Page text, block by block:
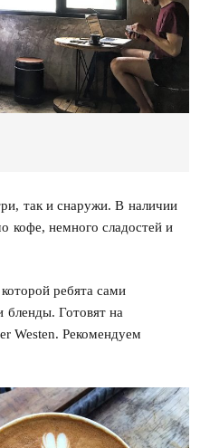
так и снаружи. В наличии
немного сладостей и
ребята сами
бленды. Готовят на
Westen. Рекомендуем